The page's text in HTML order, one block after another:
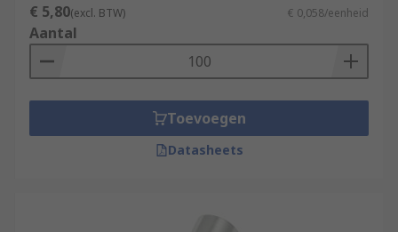
€ 5,80(excl. BTW) € 0,058/eenheid
Aantal
Toevoegen
Datasheets